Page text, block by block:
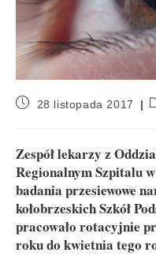
28 listopada 2017
Zespół lekarzy z
Regionalnym Szpitalu
badania przesiewowe
kołobrzeskich Szkół
pracowało rotacyjnie
roku do kwietnia tego